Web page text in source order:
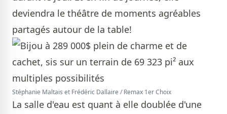
deviendra le théâtre de moments agréables
partagés autour de la table!
Stéphanie Maltais et Frédéric Dallaire / Remax 1er Choix
La salle d'eau est quant à elle doublée d'une